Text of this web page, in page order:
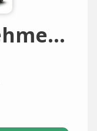
Zügelunternehmen-Freiburg